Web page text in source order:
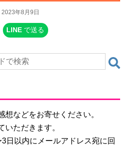
2023年8月9日
LINE で送る
想などをお寄せください。
いただきます。
日以内にメールアドレス宛に回